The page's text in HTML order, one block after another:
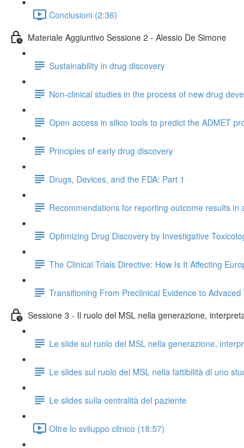
Conclusioni (2:36)
Materiale Aggiuntivo Sessione 2 - Alessio De Simone
Sustainability in drug discovery
Non-clinical studies in the process of new drug
Open access in silico tools to predict the ADMET
Principles of early drug discovery
Drugs, Devices, and the FDA: Part 1
Recommendations for reporting outcome results in
Optimizing Drug Discovery by Investigative
The Clinical Trials Directive: How Is It Affecting
Transitioning From Preclinical Evidence to
Sessione 3 - Il ruolo del MSL nella generazione,
Le slide sul ruolo del MSL nella generazione,
Le slides sul ruolo del MSL nella fattibilità di uno
Le slides sulla centralità del paziente
Oltre lo sviluppo clinico (18:57)